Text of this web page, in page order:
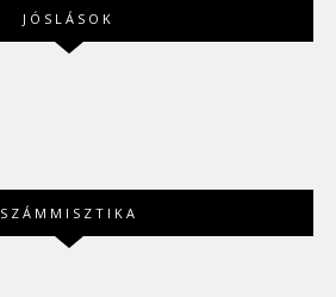
JÓSLÁSOK
SZÁMMISZTIKA